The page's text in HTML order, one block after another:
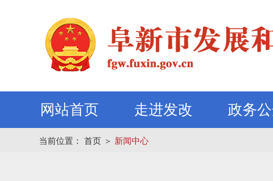
网站首页 走进发改 政务
当前位置： 首页 ＞ 新闻中心